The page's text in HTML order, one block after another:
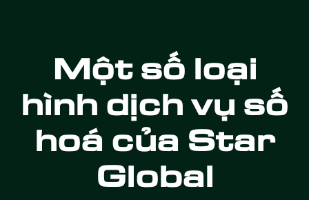
Một số loại
hình dịch vụ số
hoá của Star
Global